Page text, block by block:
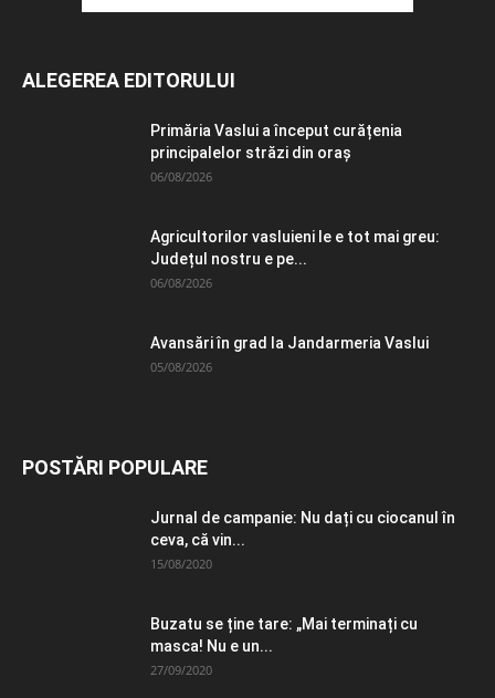
ALEGEREA EDITORULUI
Primăria Vaslui a început curățenia
principalelor străzi din oraș
06/08/2026
Agricultorilor vasluieni le e tot mai greu:
Județul nostru e pe...
06/08/2026
Avansări în grad la Jandarmeria Vaslui
05/08/2026
POSTĂRI POPULARE
Jurnal de campanie: Nu dați cu ciocanul în
ceva, că vin...
15/08/2020
Buzatu se ține tare: „Mai terminați cu
masca! Nu e un...
27/09/2020